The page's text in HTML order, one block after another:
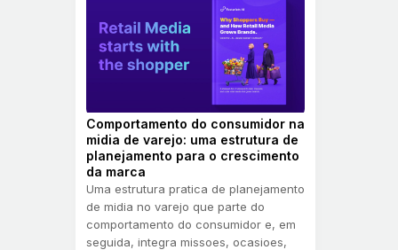
Comportamento do consumidor na
midia de varejo: uma estrutura de
planejamento para o crescimento
da marca
Uma estrutura pratica de planejamento
de midia no varejo que parte do
comportamento do consumidor e, em
seguida, integra missoes, ocasioes,